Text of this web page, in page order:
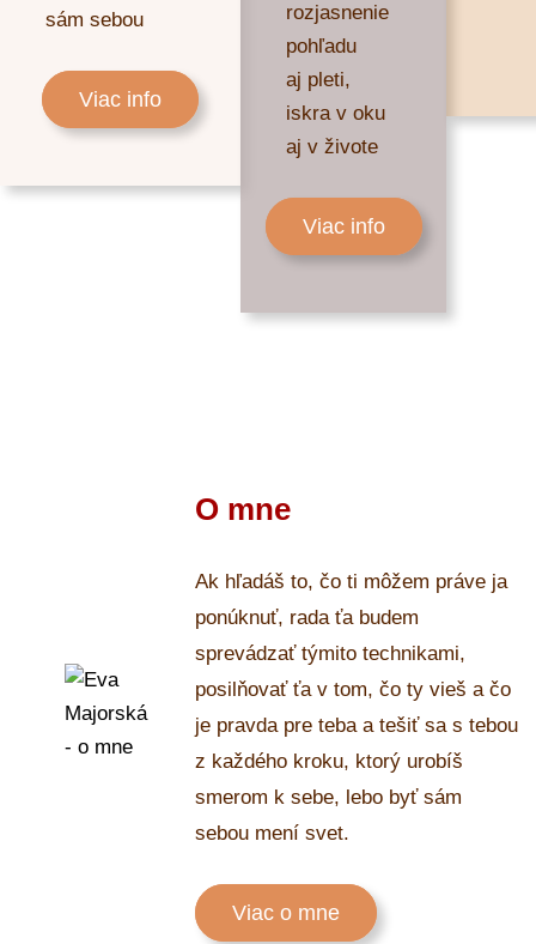
sám sebou
Viac info
rozjasnenie
pohľadu
aj pleti,
iskra v oku
aj v živote
Viac info
O mne
Ak hľadáš to, čo ti môžem práve ja
ponúknuť, rada ťa budem
sprevádzať týmito technikami,
posilňovať ťa v tom, čo ty vieš a čo
je pravda pre teba a tešiť sa s tebou
z každého kroku, ktorý urobíš
smerom k sebe, lebo byť sám
sebou mení svet.
Viac o mne